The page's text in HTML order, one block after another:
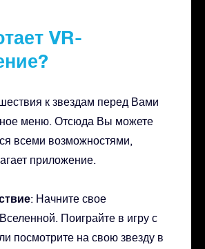
VR-
к звездам перед Вами
меню. Отсюда Вы можете
всеми возможностями,
приложение.
: Начните свое
Поиграйте в игру с
посмотрите на свою звезду в